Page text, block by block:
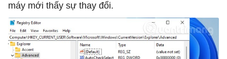
máy mới thấy sự thay đổi.